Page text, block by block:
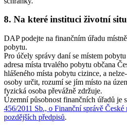
8. Na které instituci životní
DAP podejte na finančním úřadu
pobytu.
Pro účely správy daní se místem
adresa místa trvalého pobytu občana
hlášeného místa pobytu cizince, a
osoby určit, rozumí se jím místo na
fyzická osoba převážně zdržuje.
Územní působnost finančních úřadů je
456/2011 Sb., o Finanční správě
pozdějších předpisů.